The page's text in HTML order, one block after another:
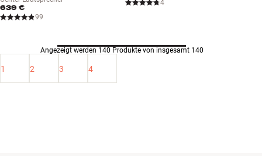
639 €
99
4
Angezeigt werden 140 Produkte von insgesamt 140
1 2 3 4